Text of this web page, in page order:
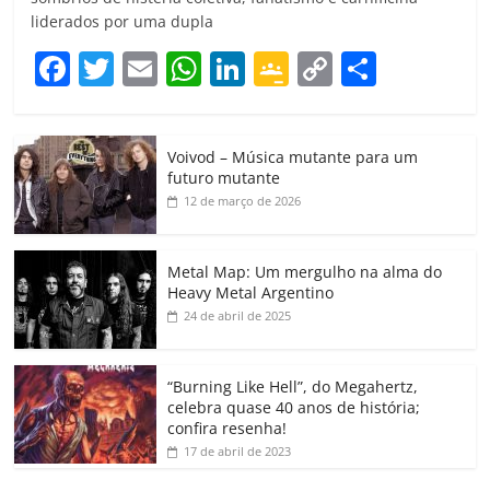
liderados por uma dupla
F
c
e
b
o
o
k
T
itt
er
E
ai
W
at
s
A
p
Li
k
e
dI
G
gl
e
a
ss
o
m
C
y
k
p
h
Voivod – Música mutante para um
futuro mutante
12 de março de 2026
Metal Map: Um mergulho na alma do
Heavy Metal Argentino
24 de abril de 2025
“Burning Like Hell”, do Megahertz,
celebra quase 40 anos de história;
confira resenha!
17 de abril de 2023